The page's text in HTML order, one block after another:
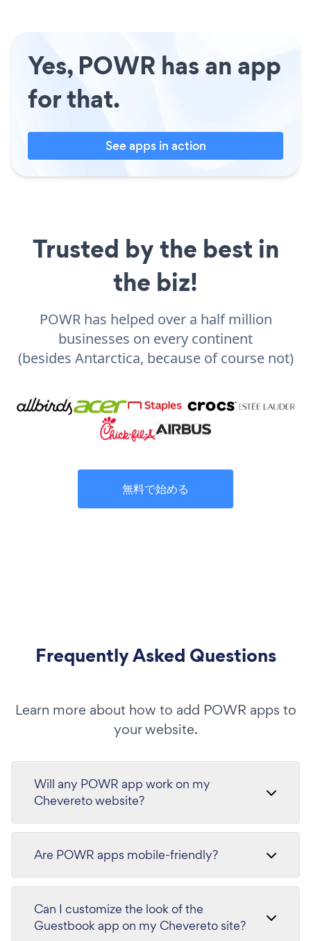
Yes, POWR has an app
for that.
See apps in action
Trusted by the best in
the biz!
POWR has helped over a half million
businesses on every continent
(besides Antarctica, because of course not)
無料で始める
Frequently Asked Questions
Learn more about how to add POWR apps to
your website.
Will any POWR app work on my
Chevereto website?
Are POWR apps mobile-friendly?
Can I customize the look of the
Guestbook app on my Chevereto site?